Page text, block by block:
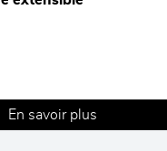
En savoir plus